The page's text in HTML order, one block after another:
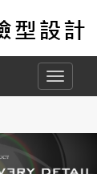
Toggle